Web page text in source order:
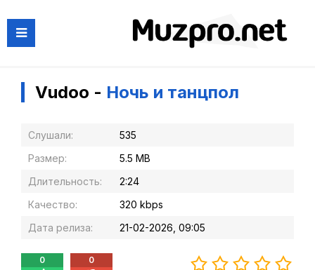
Vudoo - Ночь и танцпол
Слушали:
535
Размер:
5.5 MB
Длительность:
2:24
Качество:
320 kbps
Дата релиза:
21-02-2026, 09:05
0 0